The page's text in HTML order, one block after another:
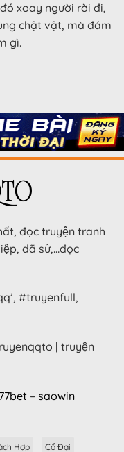
xoay người rời đi,
chật vật, mà đám
gì.
đọc truyện tranh
dã sử,…đọc
#truyenfull,
| truyện
77bet – saowin
Hợp Cổ Đại